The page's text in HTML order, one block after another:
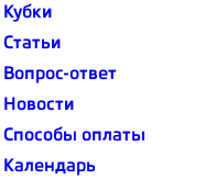
Кубки
Статьи
Вопрос-ответ
Новости
Способы оплаты
Календарь
ВЫСТАВКА
ОЧИСТИТЬ ФИЛЬТР